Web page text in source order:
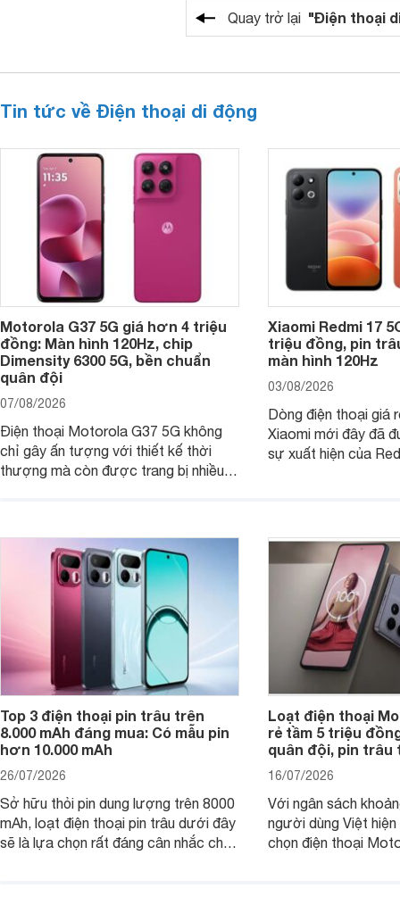
Quay trở lại "Điện thoại
Tin tức về Điện thoại di động
Motorola G37 5G giá hơn 4 triệu
đồng: Màn hình 120Hz, chip
Dimensity 6300 5G, bền chuẩn
quân đội
07/08/2026
Điện thoại Motorola G37 5G không
chỉ gây ấn tượng với thiết kế thời
thượng mà còn được trang bị nhiều
Xiaomi Redmi 17
triệu đồng, pin
màn hình 120Hz
03/08/2026
Dòng điện thoại giá
Xiaomi mới đây đã
sự xuất hiện của
Top 3 điện thoại pin trâu trên
8.000 mAh đáng mua: Có mẫu pin
hơn 10.000 mAh
26/07/2026
Sở hữu thỏi pin dung lượng trên 8000
mAh, loạt điện thoại pin trâu dưới đây
sẽ là lựa chọn rất đáng cân nhắc cho
Loạt điện thoại
rẻ tầm 5 triệu
quân đội, pin trâu
16/07/2026
Với ngân sách
người dùng Việt
chọn điện thoại